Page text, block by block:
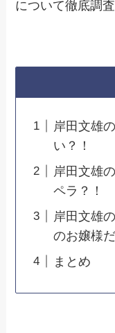
について徹底
岸田文雄
い？！
岸田文雄
ペラ？！
岸田文雄
のお嬢様
まとめ